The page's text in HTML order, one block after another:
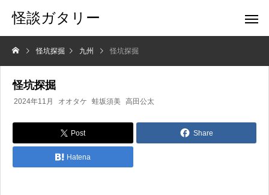
怪談ガタリー
怪坑探掘 九州 怪坑探掘
怪坑探掘
2024年11月 オオタケ 蛙坂須美 高田公太
Post Share
Hatena